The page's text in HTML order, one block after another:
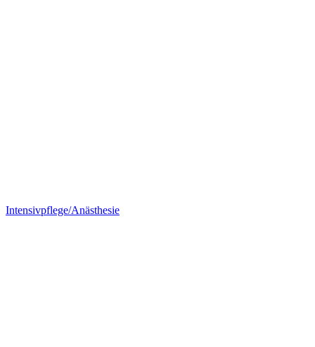
Intensivpflege/Anästhesie